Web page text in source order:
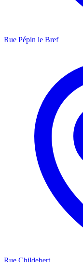
Rue Pépin le Bref
Rue Childebert